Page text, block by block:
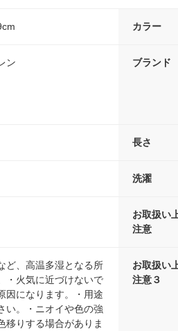
カラー
ン ブランド
長さ
洗濯
お取扱い
注意
ど、高温多湿となる所
・火気に近づけないで
因になります。・用途
い。・ニオイや色の強
移りする場合がありま
お取扱い
注意３